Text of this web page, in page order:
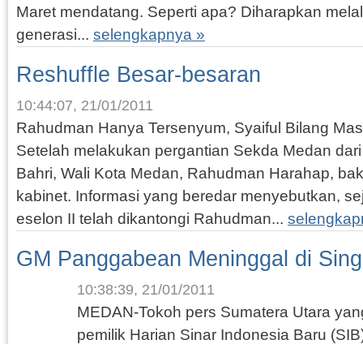
Maret mendatang. Seperti apa? Diharapkan
generasi... selengkapnya »
Reshuffle Besar-besaran
10:44:07, 21/01/2011
Rahudman Hanya Tersenyum, Syaiful Bilang
Setelah melakukan pergantian Sekda Medan
Bahri, Wali Kota Medan, Rahudman Harahap,
kabinet. Informasi yang beredar menyebutkan,
eselon II telah dikantongi Rahudman...
GM Panggabean Meninggal di
10:38:39, 21/01/2011
MEDAN-Tokoh pers Sumatera Utara
pemilik Harian Sinar Indonesia Baru